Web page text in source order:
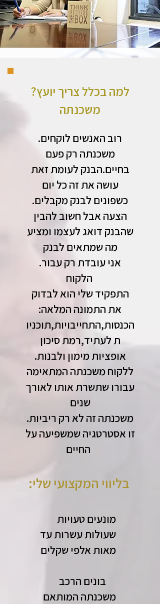
?למה בכלל צריך יועץ
משכנתה
.רוב האנשים לוקחים
משכנתה רק פעם
בחיים.הבנק לעומת זאת
עושה את זה כל יום
.כשפונים לבנק מקבלים
הצעה אבל חשוב להבין
שהבנק דואג לעצמו ומציע
מה שמתאים לבנק
.אני עובדת רק עבור
התפקיד שלי הוא לבדוק
את התמונה המלאה:
הכנסות,התחייבויות,תוכניו
ת לעתיד,רמת סיכון
.אופציות מימון ולבנות
ללקוח משכנתה המתאימה
עבורו שתשרת אותו לאורך
שנים
.משכנתה זה לא רק ריביות
זו אסטרטגיה שמשפיעה על
:ב​
מונעים טעויות
שעולות עשרות עד
מאות אלפי שקלים
בונים הרכב
משכנתה המותאם